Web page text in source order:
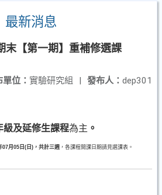
最新消息
末【第一期】重補修選課
發布人： dep301
位： 實驗研究組 |
級及延修生課程為主 。
07月05日(日)，共計三週 ，各課程開課日期請見選課表。